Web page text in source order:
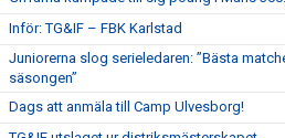
Inför: TG&IF – FBK Karlstad
Juniorerna slog serieledaren: ”Bästa
säsongen”
Dags att anmäla till Camp Ulvesborg!